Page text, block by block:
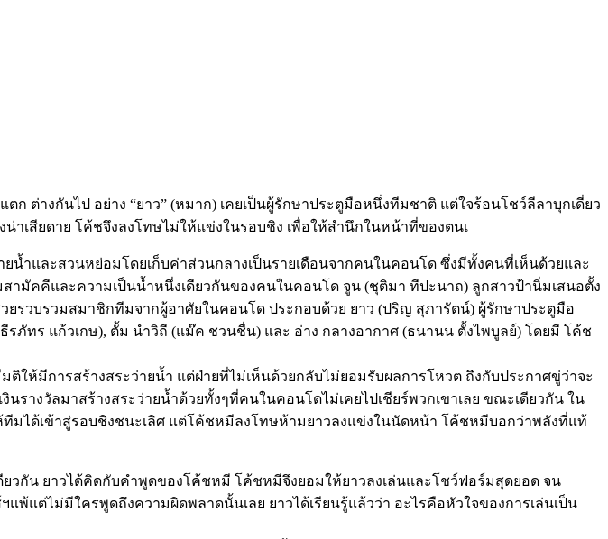
ต่างกันไป อย่าง “ยาว” (หมาก) เคยเป็นผู้รักษาประตูมือหนึ่งทีมชาติ แต่ใจร้อนโชว์ลีลาบุกเดี่ยว
เสียดาย โค้ชจึงลงโทษไม่ให้แข่งในรอบชิง เพื่อให้สำนึกในหน้าที่ของตนเ
น้ำและสวนหย่อมโดยเก็บค่าส่วนกลางเป็นรายเดือนจากคนในคอนโด ซึ่งมีทั้งคนที่เห็นด้วยและ
ามัคคีและความเป็นน้ำหนึ่งเดียวกันของคนในคอนโด จูน (ชุติมา ทีปะนาถ) ลูกสาวป้านิ่มเสนอตั้ง
ยรวบรวมสมาชิกทีมจากผู้อาศัยในคอนโด ประกอบด้วย ยาว (ปริญ สุภารัตน์) ผู้รักษาประตูมือ
ภัทร แก้วเกษ), ตั้ม นำวิถี (แม๊ค ชวนชื่น) และ อ่าง กลางอากาศ (ธนานน ตั้งไพบูลย์) โดยมี โค้ช
ห้มีการสร้างสระว่ายน้ำ แต่ฝ่ายที่ไม่เห็นด้วยกลับไม่ยอมรับผลการโหวต ถึงกับประกาศขู่ว่าจะ
นรางวัลมาสร้างสระว่ายน้ำด้วยทั้งๆที่คนในคอนโดไม่เคยไปเชียร์พวกเขาเลย ขณะเดียวกัน ใน
ทีมได้เข้าสู่รอบชิงชนะเลิศ แต่โค้ชหมีลงโทษห้ามยาวลงแข่งในนัดหน้า โค้ชหมีบอกว่าพลังที่แท้
วกัน ยาวได้คิดกับคำพูดของโค้ชหมี โค้ชหมีจึงยอมให้ยาวลงเล่นและโชว์ฟอร์มสุดยอด จน
พ้แต่ไม่มีใครพูดถึงความผิดพลาดนั้นเลย ยาวได้เรียนรู้แล้วว่า อะไรคือหัวใจของการเล่นเป็น